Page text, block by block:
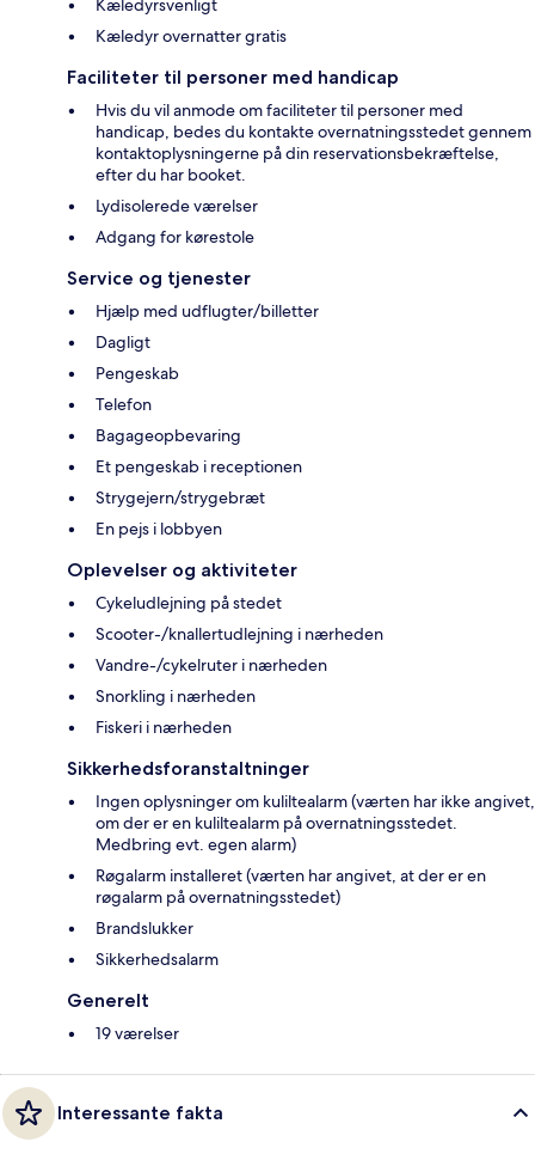
Kæledyrsvenligt
Kæledyr overnatter gratis
Faciliteter til personer med handicap
Hvis du vil anmode om faciliteter til personer med
handicap, bedes du kontakte overnatningsstedet gennem
kontaktoplysningerne på din reservationsbekræftelse,
efter du har booket.
Lydisolerede værelser
Adgang for kørestole
Service og tjenester
Hjælp med udflugter/billetter
Dagligt
Pengeskab
Telefon
Bagageopbevaring
Et pengeskab i receptionen
Strygejern/strygebræt
En pejs i lobbyen
Oplevelser og aktiviteter
Cykeludlejning på stedet
Scooter-/knallertudlejning i nærheden
Vandre-/cykelruter i nærheden
Snorkling i nærheden
Fiskeri i nærheden
Sikkerhedsforanstaltninger
Ingen oplysninger om kuliltealarm (værten har ikke angivet,
om der er en kuliltealarm på overnatningsstedet.
Medbring evt. egen alarm)
Røgalarm installeret (værten har angivet, at der er en
røgalarm på overnatningsstedet)
Brandslukker
Sikkerhedsalarm
Generelt
19 værelser
Interessante fakta